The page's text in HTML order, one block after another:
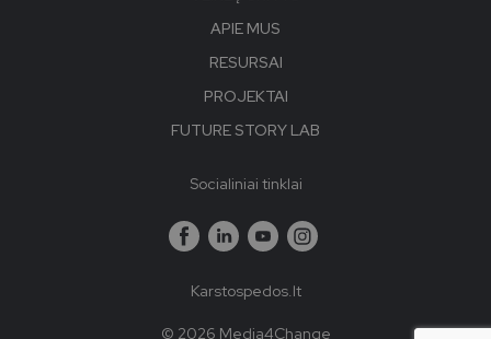
APIE MUS
RESURSAI
PROJEKTAI
FUTURE STORY LAB
Socialiniai tinklai
Karstospedos.lt
© 2026 Media4Change